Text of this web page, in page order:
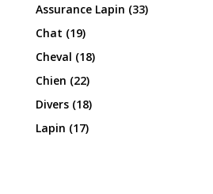
Assurance Lapin (33)
Chat (19)
Cheval (18)
Chien (22)
Divers(18)
Lapin (17)